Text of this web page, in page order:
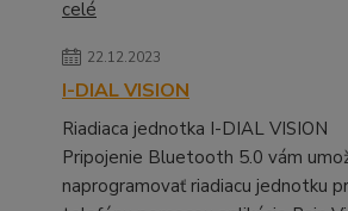
celé
22.12.2023
I-DIAL VISION
Riadiaca jednotka I-DIAL VISION
Pripojenie Bluetooth 5.0 vám
naprogramovať riadiacu jednotku